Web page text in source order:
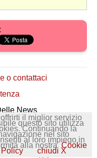
o contattaci
News
offrirti il miglior servizio
questo sito utilizza
Continuando la
nel sito
al loro impiego in
alla nostra Cookie
Policy chiudi X